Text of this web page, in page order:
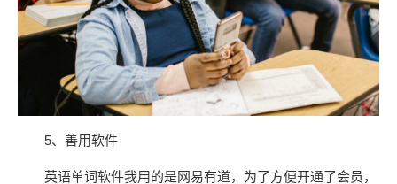
5、善用软件
英语单词软件我用的是网易有道，为了方便开通了会员，